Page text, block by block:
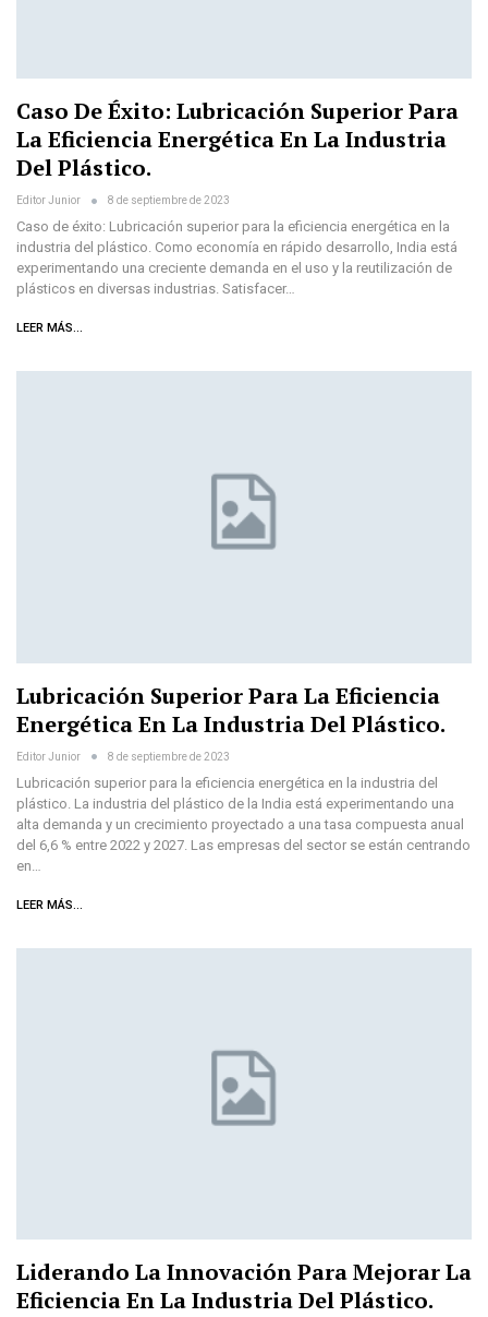
Caso De Éxito: Lubricación Superior Para
La Eficiencia Energética En La Industria
Del Plástico.
Editor Junior 8 de septiembre de 2023
Caso de éxito: Lubricación superior para la eficiencia energética en la
industria del plástico. Como economía en rápido desarrollo, India está
experimentando una creciente demanda en el uso y la reutilización de
plásticos en diversas industrias. Satisfacer…
LEER MÁS...
Lubricación Superior Para La Eficiencia
Energética En La Industria Del Plástico.
Editor Junior 8 de septiembre de 2023
Lubricación superior para la eficiencia energética en la industria del
plástico. La industria del plástico de la India está experimentando una
alta demanda y un crecimiento proyectado a una tasa compuesta anual
del 6,6 % entre 2022 y 2027. Las empresas del sector se están centrando
en…
LEER MÁS...
Liderando La Innovación Para Mejorar La
Eficiencia En La Industria Del Plástico.